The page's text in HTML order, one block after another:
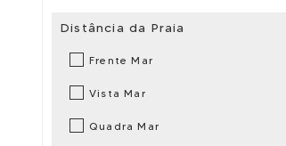
Distância da Praia
Frente Mar
Vista Mar
Quadra Mar